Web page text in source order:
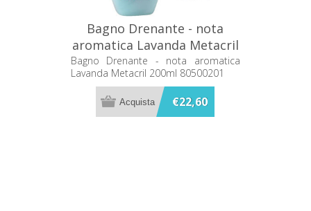
Bagno Drenante - nota
aromatica Lavanda Metacril
200ml 80500201
Bagno Drenante - nota aromatica
Lavanda Metacril 200ml 80500201
€22,60